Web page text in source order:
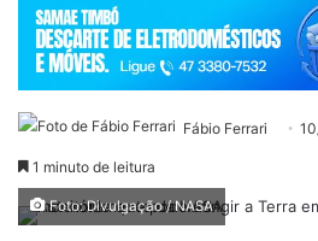
Fábio Ferrari
1 minuto de leitura
Foto: Divulgação / NASA